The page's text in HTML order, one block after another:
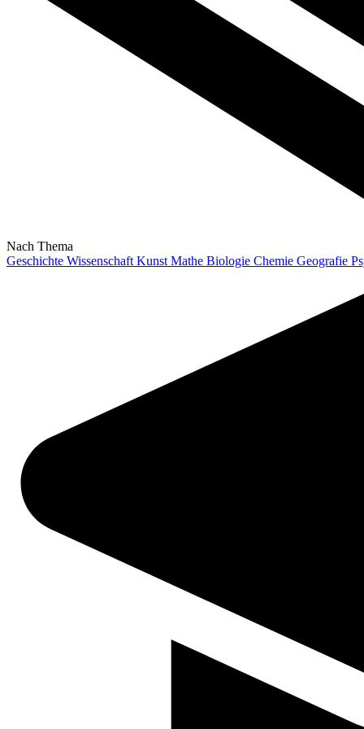
Nach Thema
Geschichte Wissenschaft Kunst Mathe Biologie Chemie Geografie